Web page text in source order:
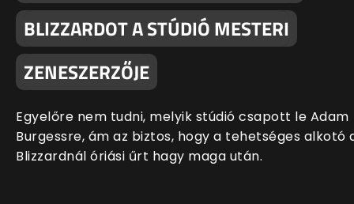
BLIZZARDOT A STÚDIÓ MESTERI
ZENESZERZŐJE
Egyelőre nem tudni, melyik stúdió csapott le Adam
Burgessre, ám az biztos, hogy a tehetséges alkotó
Blizzardnál óriási űrt hagy maga után.